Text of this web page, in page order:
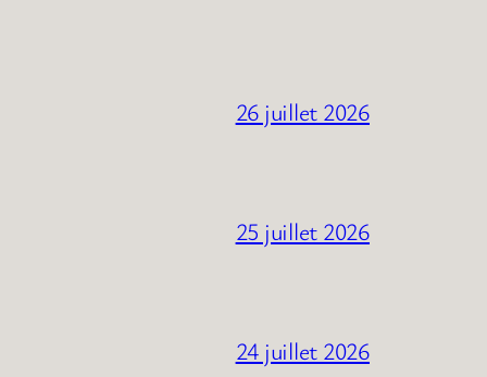
26 juillet 2026
25 juillet 2026
24 juillet 2026